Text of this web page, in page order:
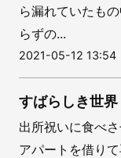
ら漏れていたも
らずの...
2021-05-12 13:54
すばらしき世界
出所祝いに食べ
アパートを借り